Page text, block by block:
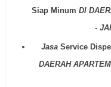
Siap Minum DI
-
JasaService
DAERAH